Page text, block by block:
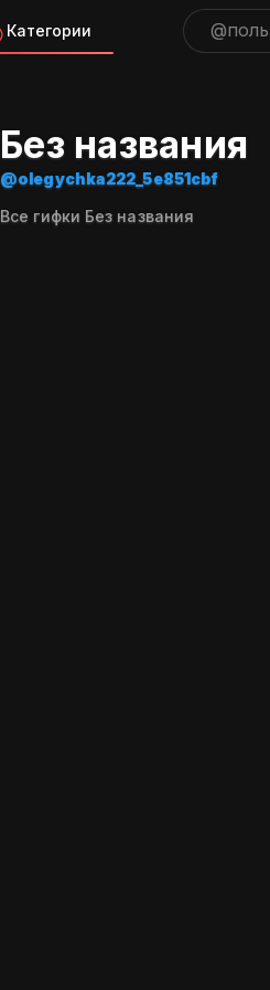
Категории
Без названия
@olegychka222_5e851cbf
Все гифки Без названия